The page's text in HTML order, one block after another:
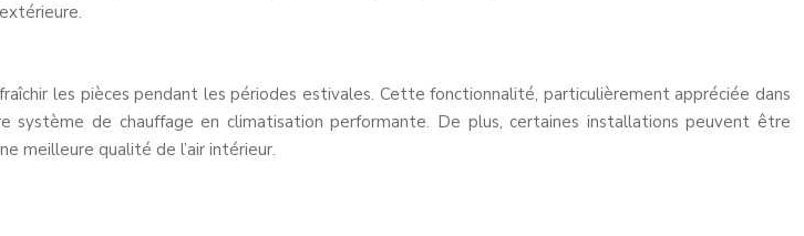
les pièces pendant les périodes estivales. Cette fonctionnalité, particulièrement appréciée dans
de chauffage en climatisation performante. De plus, certaines installations peuvent être
meilleure qualité de l’air intérieur.